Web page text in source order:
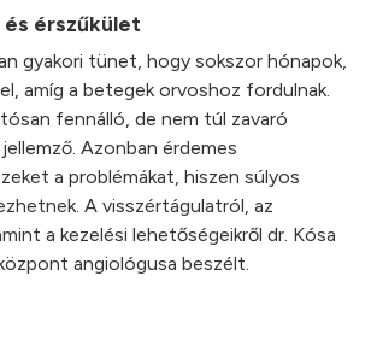
érszűkület
gyakori tünet, hogy sokszor hónapok,
amíg a betegek orvoshoz fordulnak.
fennálló, de nem túl zavaró
Azonban érdemes
a problémákat, hiszen súlyos
A visszértágulatról, az
a kezelési lehetőségeikről dr. Kósa
angiológusa beszélt.